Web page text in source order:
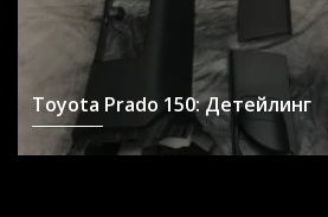
Toyota Prado 150: Детейлинг